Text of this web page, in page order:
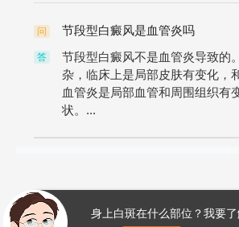
问 节段型白癜风是血管炎吗
答
节段型白癜风不是血管炎导致的
杂，临床上是局部皮肤有变化，
血管炎是局部血管和周围组织有
状。...
身上白斑在什么部位？我要